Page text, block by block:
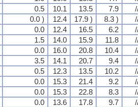
0.5 10.1 13.5 7.9
0.0 ) 12.4 17.9 ) 8.3 )
0.0 12.4 16.5 6.2
1.5 14.0 15.9 11.8
0.0 16.0 20.8 10.4
3.5 14.1 20.7 9.4
0.5 12.3 13.5 10.2
0.0 15.3 21.4 9.2
0.0 15.3 22.8 8.3
0.0 13.6 17.8 9.7